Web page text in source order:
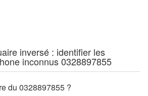
inversé : identifier les
inconnus 0328897855
du 0328897855 ?